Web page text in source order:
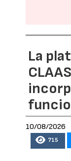
La
10/08/2026
715